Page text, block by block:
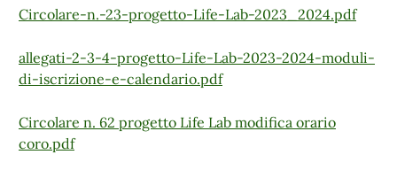
Circolare-n.-23-progetto-Life-Lab-2023_2024.pdf
allegati-2-3-4-progetto-Life-Lab-2023-2024-moduli-
di-iscrizione-e-calendario.pdf
Circolare n. 62 progetto Life Lab modifica orario
coro.pdf